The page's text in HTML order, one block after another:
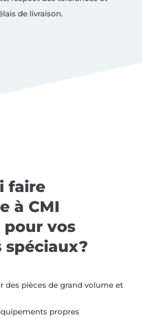
de livraison.
faire
à CMI
pour vos
spéciaux?
des pièces de grand volume et
propres